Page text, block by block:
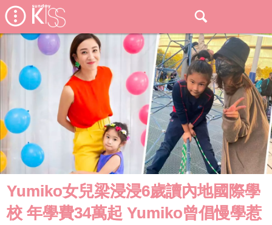
Yumiko女兒梁浸浸6歲讀內地國際學
校 年學費34萬起 Yumiko曾倡慢學惹